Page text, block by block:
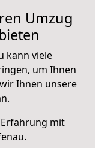
Umzug
kann viele
um Ihnen
Ihnen unsere
Erfahrung mit
.